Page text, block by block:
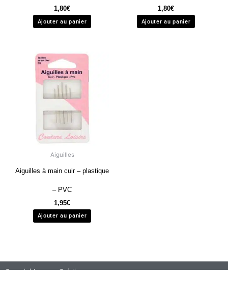
1,80€
Ajouter au panier
1,80€
Ajouter au panier
Aiguilles
Aiguilles à main cuir – plastique
– PVC
1,95€
Ajouter au panier
Copyright 2020 – Créa’laure